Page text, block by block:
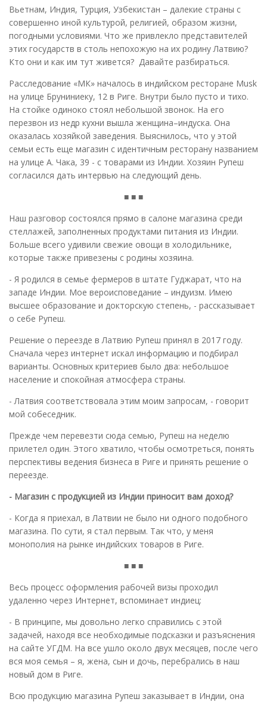
Вьетнам, Индия, Турция, Узбекистан – далекие страны с
совершенно иной культурой, религией, образом жизни,
погодными условиями. Что же привлекло представителей
этих государств в столь непохожую на их родину Латвию?
Кто они и как им тут живется? Давайте разбираться.
Расследование «МК» началось в индийском ресторане Musk
на улице Бруниниеку, 12 в Риге. Внутри было пусто и тихо.
На стойке одиноко стоял небольшой звонок. На его
перезвон из недр кухни вышла женщина–индуска. Она
оказалась хозяйкой заведения. Выяснилось, что у этой
семьи есть еще магазин с идентичным ресторану названием
на улице А. Чака, 39 - с товарами из Индии. Хозяин Рупеш
согласился дать интервью на следующий день.
■ ■ ■
Наш разговор состоялся прямо в салоне магазина среди
стеллажей, заполненных продуктами питания из Индии.
Больше всего удивили свежие овощи в холодильнике,
которые также привезены с родины хозяина.
- Я родился в семье фермеров в штате Гуджарат, что на
западе Индии. Мое вероисповедание – индуизм. Имею
высшее образование и докторскую степень, - рассказывает
о себе Рупеш.
Решение о переезде в Латвию Рупеш принял в 2017 году.
Сначала через интернет искал информацию и подбирал
варианты. Основных критериев было два: небольшое
население и спокойная атмосфера страны.
- Латвия соответствовала этим моим запросам, - говорит
мой собеседник.
Прежде чем перевезти сюда семью, Рупеш на неделю
прилетел один. Этого хватило, чтобы осмотреться, понять
перспективы ведения бизнеса в Риге и принять решение о
переезде.
- Магазин с продукцией из Индии приносит вам доход?
- Когда я приехал, в Латвии не было ни одного подобного
магазина. По сути, я стал первым. Так что, у меня
монополия на рынке индийских товаров в Риге.
■ ■ ■
Весь процесс оформления рабочей визы проходил
удаленно через Интернет, вспоминает индиец:
- В принципе, мы довольно легко справились с этой
задачей, находя все необходимые подсказки и разъяснения
на сайте УГДМ. На все ушло около двух месяцев, после чего
вся моя семья – я, жена, сын и дочь, перебрались в наш
новый дом в Риге.
Всю продукцию магазина Рупеш заказывает в Индии, она